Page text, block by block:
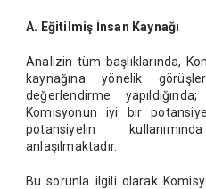
A. Eğitilmiş İnsan Kaynağı
Analizin tüm başlıklarında,
kaynağına yönelik
değerlendirme
Komisyonun iyi bir
potansiyelin
anlaşılmaktadır.
Bu sorunla ilgili olarak